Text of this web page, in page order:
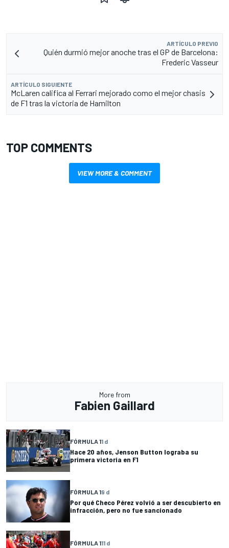
ARTÍCULO PREVIO
Quién durmió mejor anoche tras el GP de Barcelona:
Frederic Vasseur
ARTÍCULO SIGUIENTE
McLaren califica al Ferrari mejorado como el mejor chasis
de F1 tras la victoria de Hamilton
TOP COMMENTS
VIEW MORE & COMMENT
More from
Fabien Gaillard
FÓRMULA 11 d
Hace 20 años, Jenson Button lograba su
primera victoria en F1
FÓRMULA 19 d
Por qué Checo Pérez volvió a ser descubierto en
infracción, pero no fue sancionado
FÓRMULA 111 d